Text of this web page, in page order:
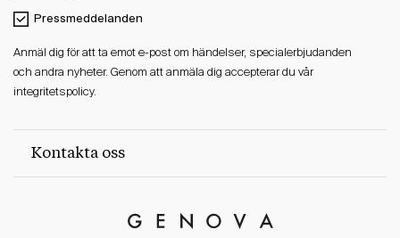
Pressmeddelanden
Anmäl dig för att ta emot e-post om händelser, specialerbjudanden
och andra nyheter. Genom att anmäla dig accepterar du vår
integritetspolicy.
Kontakta oss
Genova